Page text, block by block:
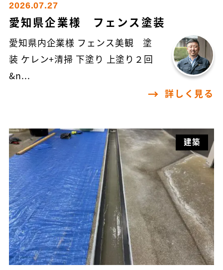
2026.07.27
愛知県企業様 フェンス塗装
愛知県内企業様 フェンス美観 塗
装 ケレン+清掃 下塗り 上塗り２回
&n...
詳しく見る
建築